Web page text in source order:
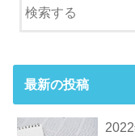
最新の投稿